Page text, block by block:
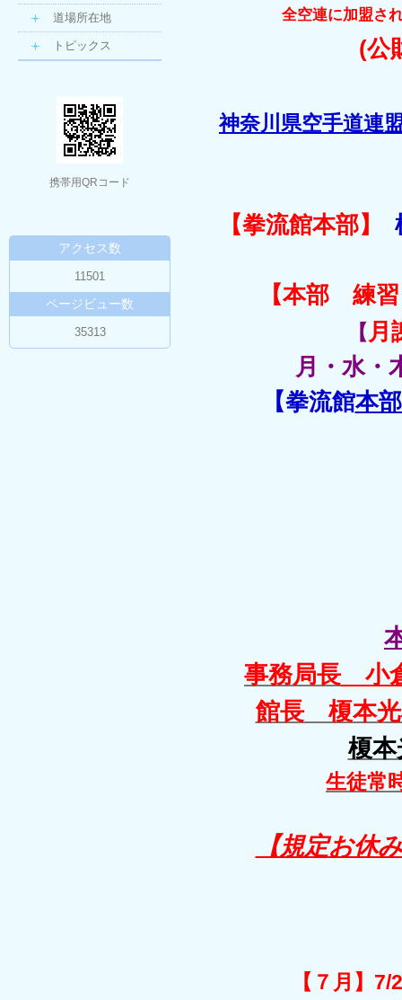
全空連に加盟さ
(公
神奈川県空手
【拳流館本部】
【本部 練
【 月
月・水・
【拳流館本
事務局長
館長 榎本
榎
生徒常
【規定お休
【７月
道場所在地
トピックス
携帯用QRコード
アクセス数
11501
ページビュー数
35313